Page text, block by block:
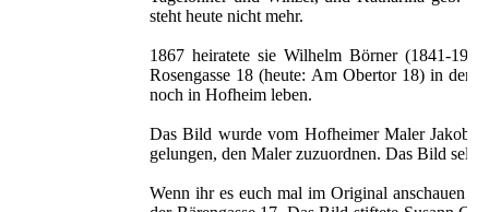
steht heute nicht mehr.
1867 heiratete sie Wilhelm Börner (1841-
Rosengasse 18 (heute: Am Obertor 18) in der
noch in Hofheim leben.
Das Bild wurde vom Hofheimer Maler Jakob
gelungen, den Maler zuzuordnen. Das Bild
Wenn ihr es euch mal im Original anschauen